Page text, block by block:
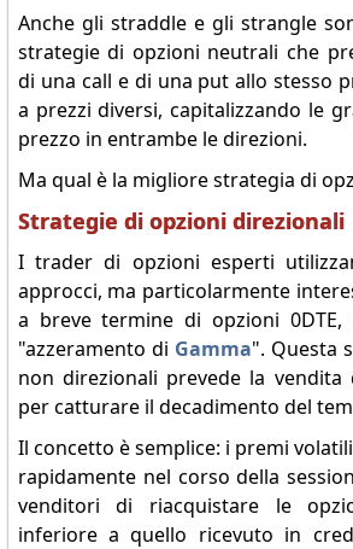
Anche gli straddle e gli strangle
strategie di opzioni neutrali che
di una call e di una put allo stesso
a prezzi diversi, capitalizzando le
prezzo in entrambe le direzioni.
Ma qual è la migliore strategia di
Strategie di opzioni direzionali
I trader di opzioni esperti
approcci, ma particolarmente
a breve termine di opzioni 0DTE,
"azzeramento di Gamma". Questa
non direzionali prevede la vendita
per catturare il decadimento del
Il concetto è semplice: i premi
rapidamente nel corso della
venditori di riacquistare le
inferiore a quello ricevuto in